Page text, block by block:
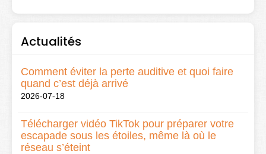
Actualités
Comment éviter la perte auditive et quoi faire
quand c’est déjà arrivé
2026-07-18
Télécharger vidéo TikTok pour préparer votre
escapade sous les étoiles, même là où le
réseau s’éteint